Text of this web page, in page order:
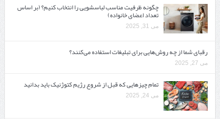
چگونه ظرفیت مناسب لباسشویی را انتخاب کنیم؟ (بر اساس
تعداد اعضای خانواده)
می 31, 2025
رقبای شما از چه روش‌هایی برای تبلیغات استفاده می‌کنند؟
می 27, 2025
تمام چیزهایی که قبل از شروع رژیم کتوژنیک باید بدانید‎
می 24, 2025